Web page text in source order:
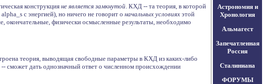
конструкция не является замкнутой. КХД -- та теория, в которой
с энергией), но ничего не говорит о начальных условиях этой
окончательные, физически осмысленные результаты, необходимо
теория, выводящая свободные параметры в КХД из каких-либо
сможет дать однозначный ответ о численном происхождении
Астрономия и
Хронология
Альмагест
Запечатленная
Россия
Сталиниана
ФОРУМЫ